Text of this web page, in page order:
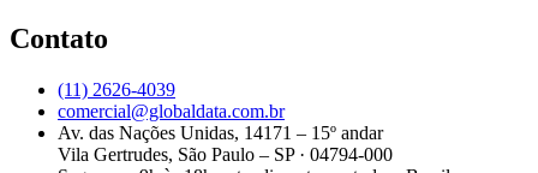
Contato
(11) 2626-4039
comercial@globaldata.com.br
Av. das Nações Unidas, 14171 – 15º andar
Vila Gertrudes, São Paulo – SP · 04794-000